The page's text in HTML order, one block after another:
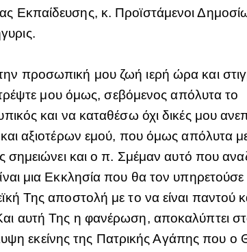
Εκπαίδευσης, κ. Προϊστάμενοι
προσωπική μου ζωή ιερή ώρα και
μου όμως, σεβόμενος απόλυτα το
και να καταθέσω όχι δικές μου
και αξιοτέρων εμού, που όμως απόλυτα
σημειώνει και ο π. Σμέμαν αυτό που
μια Εκκλησία που θα τον υπηρετούσε
Της αποστολή με το να είναι παντού
αυτή Της η φανέρωση, αποκαλύπτει
εκείνης της Πατρικής Αγάπης που ο